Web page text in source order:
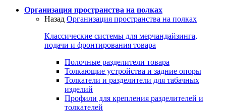
Организация пространства на полках
Назад Организация пространства на полках
Классические системы для мерчандайзинга,
подачи и фронтирования товара
Полочные разделители товара
Толкающие устройства и задние опоры
Толкатели и разделители для табачных
изделий
Профили для крепления разделителей и
толкателей